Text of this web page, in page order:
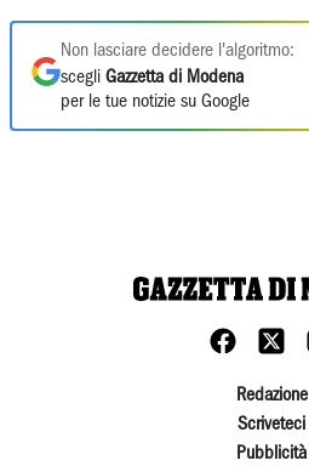
Non lasciare decidere l'algoritmo:
scegli Gazzetta di Modena
per le tue notizie su Google
Redazione
Scriveteci
Pubblicità